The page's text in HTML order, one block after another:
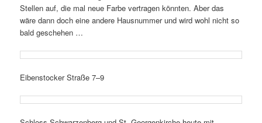
Stellen auf, die mal neue Farbe vertragen könnten. Aber das
wäre dann doch eine andere Hausnummer und wird wohl nicht so
bald geschehen …
Eibenstocker Straße 7–9